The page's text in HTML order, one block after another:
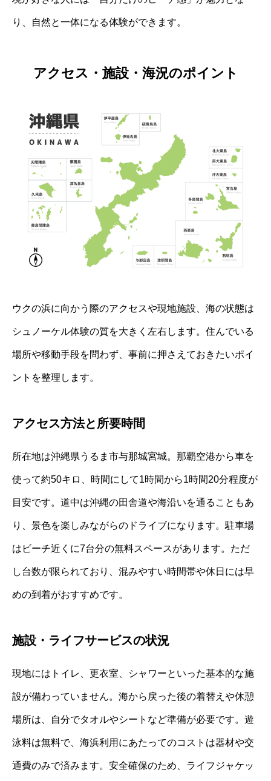
り、自然と一体になる体験ができます。
アクセス・施設・海況のポイント
ウクの浜に向かう際のアクセスや現地施設、海の状態は
シュノーケル体験の質を大きく左右します。住んでいる
場所や移動手段を問わず、事前に押さえておきたいポイ
ントを整理します。
アクセス方法と所要時間
所在地は沖縄県うるま市与那城宮城。那覇空港から車を
使って約50キロ、時間にして1時間から1時間20分程度が
目安です。道中は沖縄の田舎道や海沿いを通ることもあ
り、景色を楽しみながらのドライブになります。駐車場
はビーチ近くに7台分の無料スペースがあります。ただ
し台数が限られており、混みやすい時間帯や休日には早
めの到着がおすすめです。
施設・ライフサービスの状況
現地にはトイレ、更衣室、シャワーといった基本的な施
設が備わっていません。海から戻った後の着替えや休憩
場所は、自分でタオルやシートなど準備が必要です。遊
泳料は無料で、海浜利用にあたってのコストは器材や交
通費のみで済みます。安全確保のため、ライフジャケッ